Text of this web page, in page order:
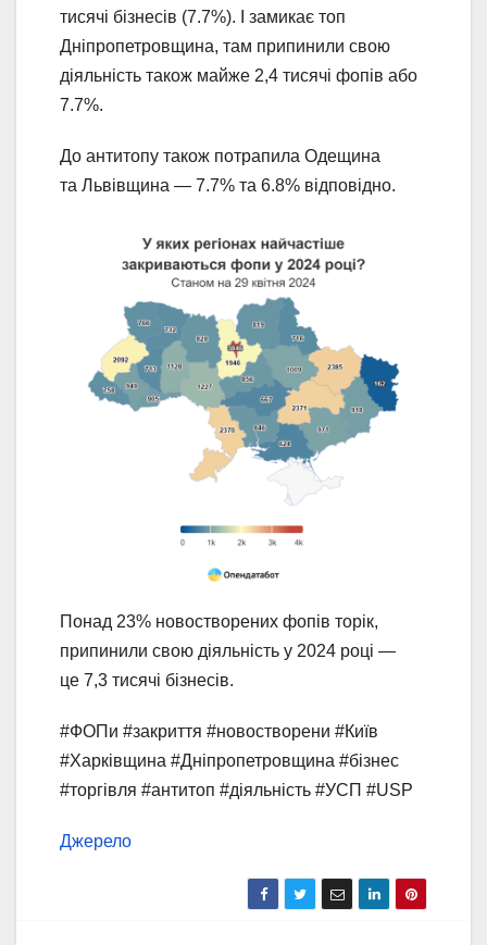
тисячі бізнесів (7.7%). І замикає топ
Дніпропетровщина, там припинили свою
діяльність також майже 2,4 тисячі фопів або
7.7%.
До антитопу також потрапила Одещина
та Львівщина — 7.7% та 6.8% відповідно.
Понад 23% новостворених фопів торік,
припинили свою діяльність у 2024 році —
це 7,3 тисячі бізнесів.
#ФОПи #закриття #новостворени #Київ
#Харківщина #Дніпропетровщина #бізнес
#торгівля #антитоп #діяльність #УСП #USP
Джерело